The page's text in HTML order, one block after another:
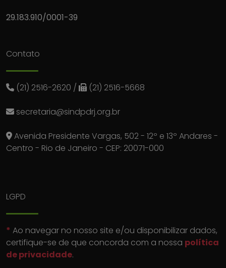
29.183.910/0001-39
Contato
(21) 2516-2620 / (21) 2516-5668
secretaria@sindpdrj.org.br
Avenida Presidente Vargas, 502 - 12º e 13º Andares -
Centro - Rio de Janeiro - CEP: 20071-000
LGPD
* Ao navegar no nosso site e/ou disponibilizar dados,
certifique-se de que concorda com a nossa política
de privacidade.